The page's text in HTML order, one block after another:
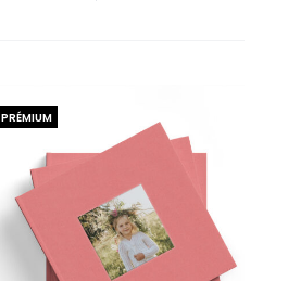
PRÉMIUM